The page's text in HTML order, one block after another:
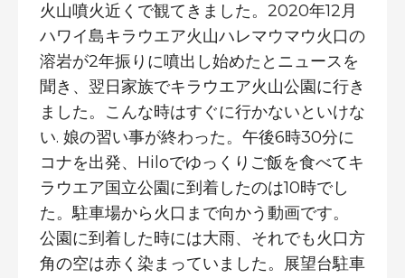
火山噴火近くで観てきました。2020年12月
ハワイ島キラウエア火山ハレマウマウ火口の
溶岩が2年振りに噴出し始めたとニュースを
聞き、翌日家族でキラウエア火山公園に行き
ました。こんな時はすぐに行かないといけな
い. 娘の習い事が終わった。午後6時30分に
コナを出発、Hiloでゆっくりご飯を食べてキ
ラウエア国立公園に到着したのは10時でし
た。駐車場から火口まで向かう動画です。
公園に到着した時には大雨、それでも火口方
角の空は赤く染まっていました。展望台駐車